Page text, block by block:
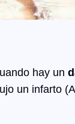
hay un
un infarto